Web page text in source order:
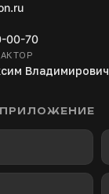
00-70
Владимирович